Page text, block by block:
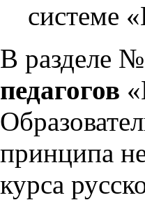
системе
В разделе
педагогов
принципа
курса